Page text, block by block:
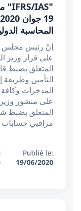
المحاسبة
إنّ رئيس مجلس
المتعلق بضبط
التأمين
المدخرات
المتعلق بضبط
مراقبي
Publié le:
19/06/2020